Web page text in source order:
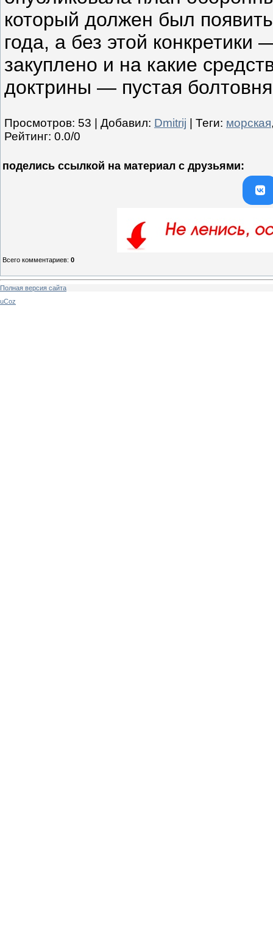
Просмотров: 53 Добавил: Dmitrij Теги: морская
Рейтинг: 0.0/0
поделись ссылкой на материал c друзьями:
Всего комментариев: 0
Полная версия сайта
uCoz